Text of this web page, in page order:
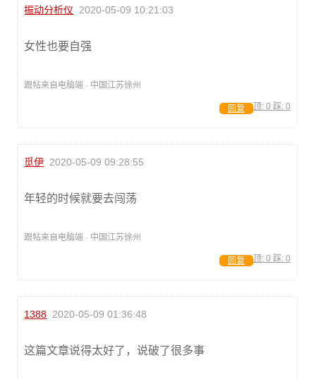
振动分析仪 2020-05-09 10:21:03
女性也要自强
跟帖来自电脑端 · 中国江苏徐州
顶: 0 踩: 0
回复
觅伊 2020-05-09 09:28:55
年轻的时候就要去闯荡
跟帖来自电脑端 · 中国江苏徐州
顶: 0 踩: 0
回复
1388 2020-05-09 01:36:48
这篇文章说得太好了，说破了很多事